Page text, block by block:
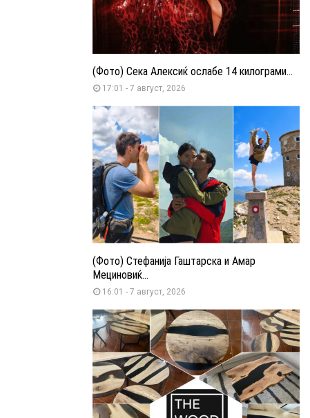
(Фото) Сека Алексиќ ослабе 14 килограми...
17:01 - 7 август, 2026
(Фото) Стефанија Гаштарска и Амар
Мециновиќ...
16:01 - 7 август, 2026